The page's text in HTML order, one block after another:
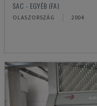
SAC - EGYÉB (FA)
OLASZORSZÁG 2004